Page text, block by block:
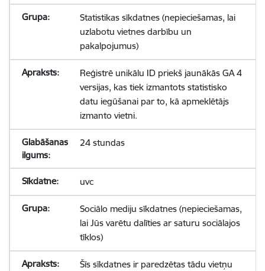
Statistikas sīkdatnes (nepieciešamas, lai
uzlabotu vietnes darbību un
pakalpojumus)
Reģistrē unikālu ID priekš jaunākās GA 4
versijas, kas tiek izmantots statistisko
datu iegūšanai par to, kā apmeklētājs
izmanto vietni.
24 stundas
uvc
Sociālo mediju sīkdatnes (nepieciešamas,
lai Jūs varētu dalīties ar saturu sociālajos
tīklos)
Šīs sīkdatnes ir paredzētas tādu vietņu